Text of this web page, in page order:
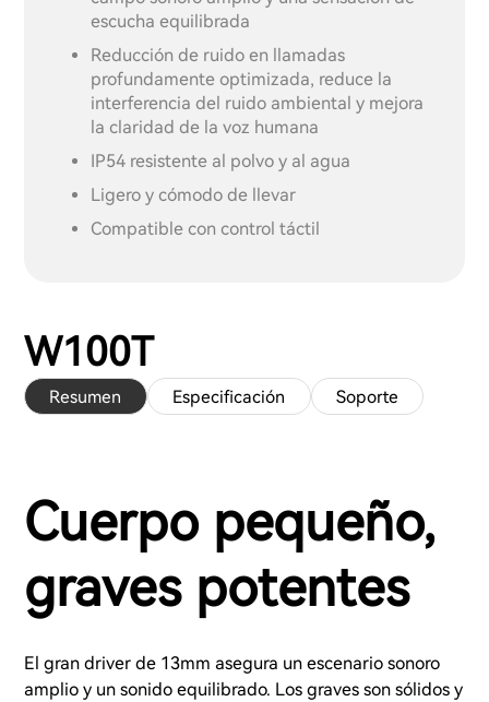
escucha equilibrada
Reducción de ruido en llamadas
profundamente optimizada, reduce la
interferencia del ruido ambiental y mejora
la claridad de la voz humana
IP54 resistente al polvo y al agua
Ligero y cómodo de llevar
Compatible con control táctil
W100T
Resumen Especificación Soporte
Cuerpo pequeño,
graves potentes
El gran driver de 13mm asegura un escenario sonoro
amplio y un sonido equilibrado. Los graves son sólidos y